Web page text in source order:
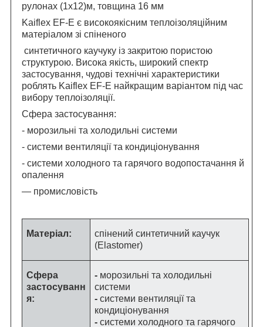
рулонах (1х12)м, товщина 16 мм
Kaiflex EF-E є високоякісним теплоізоляційним
матеріалом зі спіненого
синтетичного каучуку із закритою пористою
структурою. Висока якість, широкий спектр
застосування, чудові технічні характеристики
роблять Kaiflex EF-E найкращим варіантом під час
вибору теплоізоляції.
Сфера застосування:
- морозильні та холодильні системи
- системи вентиляції та кондиціонування
- системи холодного та гарячого водопостачання й
опалення
— промисловість
Матеріал:
спінений синтетичний каучук
(Elastomer)
Сфера
застосуванн
я:
- морозильні та холодильні
системи
- системи вентиляції та
кондиціонування
- системи холодного та гарячого